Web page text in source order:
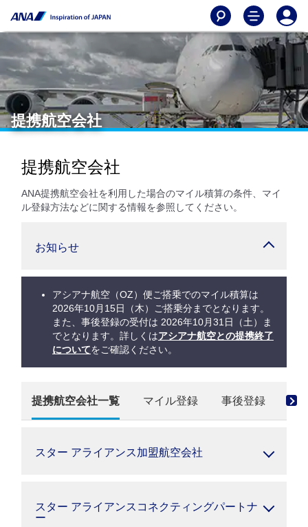
提携航空会社
提携航空会社
ANA提携航空会社を利用した場合のマイル積算の条件、マイ
ル登録方法などに関する情報を参照してください。
お知らせ
アシアナ航空（OZ）便ご搭乗でのマイル積算は
2026年10月15日（木）ご搭乗分までとなります。
また、事後登録の受付は 2026年10月31日（土）ま
でとなります。詳しくはアシアナ航空との提携終了
についてをご確認ください。
提携航空会社一覧 マイル登録 事後登録 マ
スター アライアンス加盟航空会社
スター アライアンスコネクティングパートナ
ー